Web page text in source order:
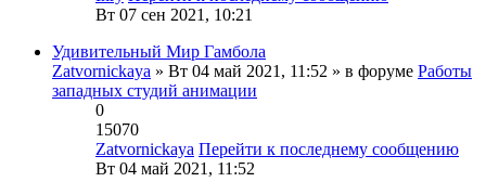
Вт 07 сен 2021, 10:21
Удивительный Мир Гамбола
Zatvornickaya » Вт 04 май 2021, 11:52 » в форуме Работы
западных студий анимации
0
15070
Zatvornickaya Перейти к последнему сообщению
Вт 04 май 2021, 11:52